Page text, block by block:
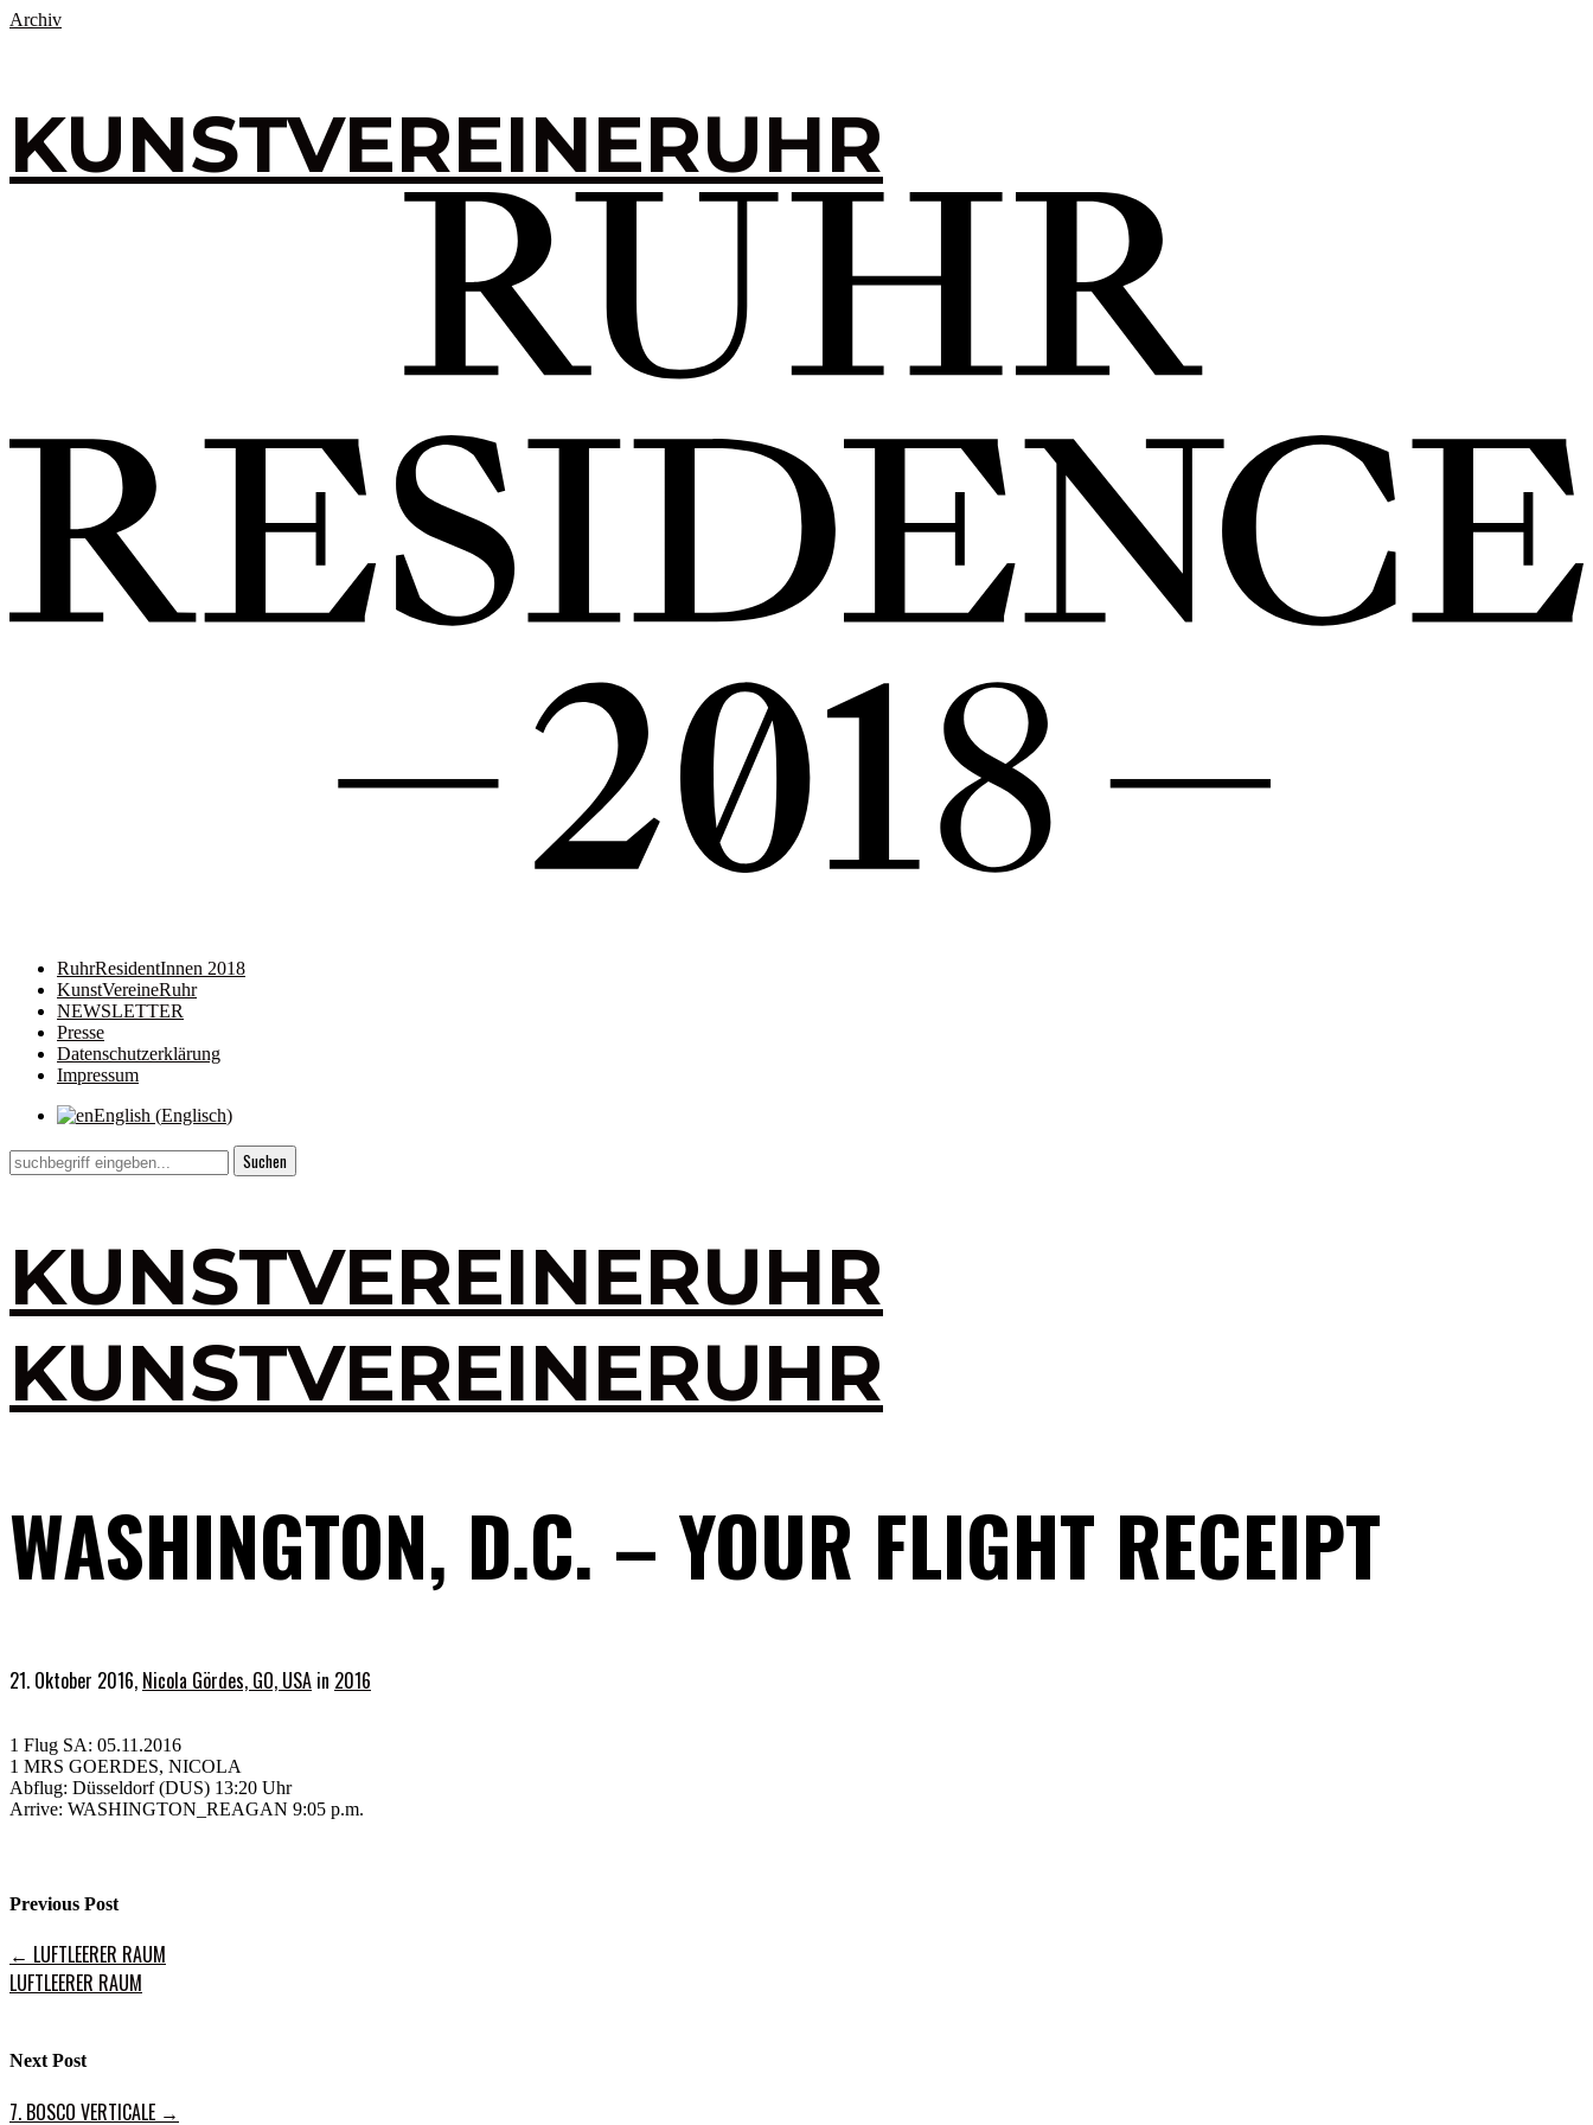
Archiv
KUNSTVEREINERUHR
RuhrResidentInnen 2018
KunstVereineRuhr
NEWSLETTER
Presse
Datenschutzerklärung
Impressum
English (Englisch)
KUNSTVEREINERUHR
KUNSTVEREINERUHR
WASHINGTON, D.C. – YOUR FLIGHT RECEIPT
21. Oktober 2016, Nicola Gördes, GO, USA in 2016
1 Flug SA: 05.11.2016
1 MRS GOERDES, NICOLA
Abflug: Düsseldorf (DUS) 13:20 Uhr
Arrive: WASHINGTON_REAGAN 9:05 p.m.
Previous Post
← LUFTLEERER RAUM
LUFTLEERER RAUM
Next Post
7. BOSCO VERTICALE →